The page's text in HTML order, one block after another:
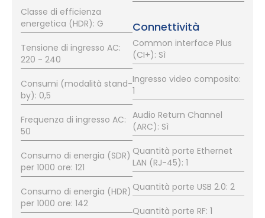
Classe di efficienza
energetica (HDR): G
Tensione di ingresso AC:
220 - 240
Consumi (modalità stand-
by): 0,5
Frequenza di ingresso AC:
50
Consumo di energia (SDR)
per 1000 ore: 121
Consumo di energia (HDR)
per 1000 ore: 142
Connettività
Common interface Plus
(CI+): Sì
Ingresso video composito:
1
Audio Return Channel
(ARC): Sì
Quantità porte Ethernet
LAN (RJ-45): 1
Quantità porte USB 2.0: 2
Quantità porte RF: 1